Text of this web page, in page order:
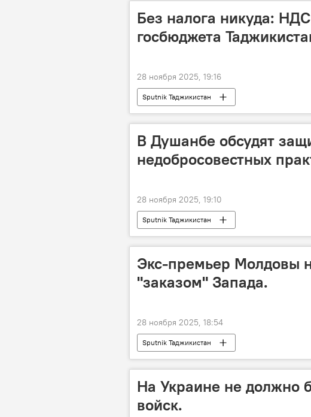
Без налога никуда:
госбюджета
28 ноября 2025, 19:16
Sputnik Таджикистан
В Душанбе обсудят
недобросовестных
28 ноября 2025, 19:10
Sputnik Таджикистан
Экс-премьер Молдовы
"заказом" Запада.
28 ноября 2025, 18:54
Sputnik Таджикистан
На Украине не должно
войск.